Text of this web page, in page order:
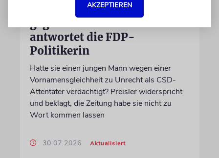
Tagesspiegel-Vorwürfe
antwortet die FDP-
Politikerin
Hatte sie einen jungen Mann wegen einer
Vornamensgleichheit zu Unrecht als CSD-
Attentäter verdächtigt? Preisler widerspricht
und beklagt, die Zeitung habe sie nicht zu
Wort kommen lassen
30.07.2026 Aktualisiert
AKZEPTIEREN